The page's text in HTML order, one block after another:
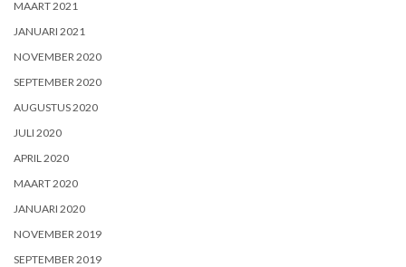
MAART 2021
JANUARI 2021
NOVEMBER 2020
SEPTEMBER 2020
AUGUSTUS 2020
JULI 2020
APRIL 2020
MAART 2020
JANUARI 2020
NOVEMBER 2019
SEPTEMBER 2019